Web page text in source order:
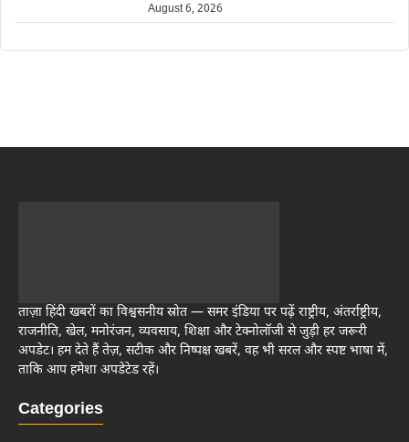
August 6, 2026
ताज़ा हिंदी खबरों का विश्वसनीय स्रोत — समर इंडिया पर पढ़ें राष्ट्रीय, अंतर्राष्ट्रीय,
राजनीति, खेल, मनोरंजन, व्यवसाय, शिक्षा और टेक्नोलॉजी से जुड़ी हर जरूरी
अपडेट। हम देते हैं तेज़, सटीक और निष्पक्ष खबरें, वह भी सरल और स्पष्ट भाषा में,
ताकि आप हमेशा अपडेटेड रहें।
Categories